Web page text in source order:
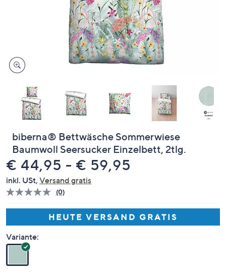
links
bzw.
diese
anzuzeigen.
biberna® Bettwäsche Sommerwiese
Baumwoll Seersucker Einzelbett, 2tlg.
€ 44,95 - € 59,95
inkl. USt, Versand gratis
Bisher
es
keine
Bewertungen
(0)
HEUTE VERSAND GRATIS
Variante: